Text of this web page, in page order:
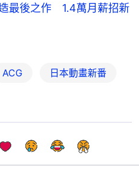
造最後之作 1.4萬月薪招新
ACG 日本動畫新番